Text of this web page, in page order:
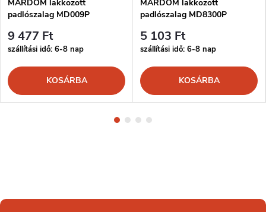
MARDOM lakkozott
padlószalag MD009P
9 477 Ft
szállítási idő: 6-8 nap
KOSÁRBA
MARDOM lakkozott
padlószalag MD8300P
5 103 Ft
szállítási idő: 6-8 nap
KOSÁRBA